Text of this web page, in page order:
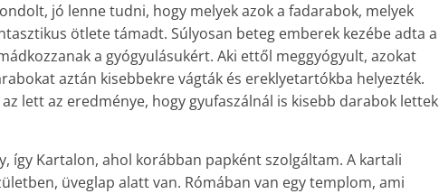
jó lenne tudni, hogy melyek azok a fadarabok, melyek
ötlete támadt. Súlyosan beteg emberek kezébe adta a
a gyógyulásukért. Aki ettől meggyógyult, azokat
aztán kisebbekre vágták és ereklyetartókba helyezték.
lett az eredménye, hogy gyufaszálnál is kisebb darabok lettek
így Kartalon, ahol korábban papként szolgáltam. A kartali
üveglap alatt van. Rómában van egy templom, ami